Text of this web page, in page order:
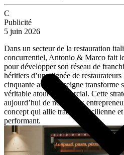
C
Publicité
5 juin 2026
Dans un secteur de la restauration
concurrentiel, Antonio & Marco fait
pour développer son réseau de
héritiers d’une lignée de
cinquante ans, l’enseigne transforme
véritable atout commercial. Cette
aujourd’hui de nombreux
concept qui allie tradition sicilienne
performant.